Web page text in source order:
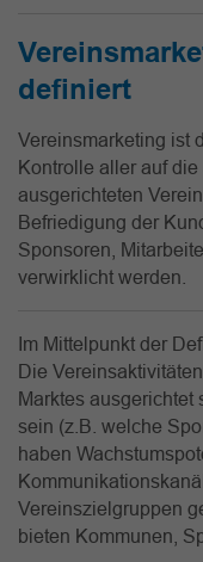
definiert
Vereinsmarketing ist
Kontrolle aller auf
ausgerichteten
Befriedigung der
Sponsoren,
verwirklicht werden.
Im Mittelpunkt der
Die
Marktes ausgerichtet
sein (z.B. welche
haben
Vereinszielgruppen
bieten Kommunen,